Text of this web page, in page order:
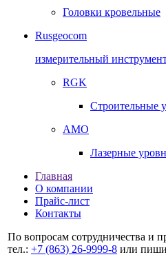
Головки кровельные
Rusgeocom
измерительный
RGK
Строительные
AMO
Лазерные
Главная
О компании
Прайс-лист
Контакты
По вопросам сотрудничества и
тел.: +7 (863) 26‐9999‐8 или